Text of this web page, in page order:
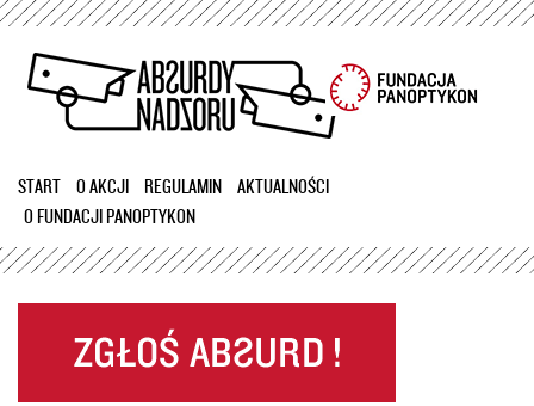
Przejdź
treści
START O AKCJI REGULAMIN
AKTUALNOŚCI
O FUNDACJI PANOPTYKON